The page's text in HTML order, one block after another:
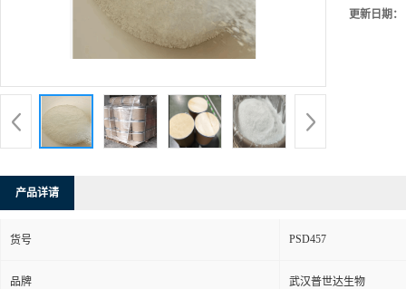
更新日期：
产品详请
货号 PSD457
品牌 武汉普世达生物